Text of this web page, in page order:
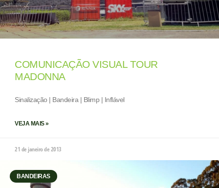
COMUNICAÇÃO VISUAL TOUR
MADONNA
Sinalização | Bandeira | Blimp | Inflável
VEJA MAIS »
21 de janeiro de 2013
BANDEIRAS